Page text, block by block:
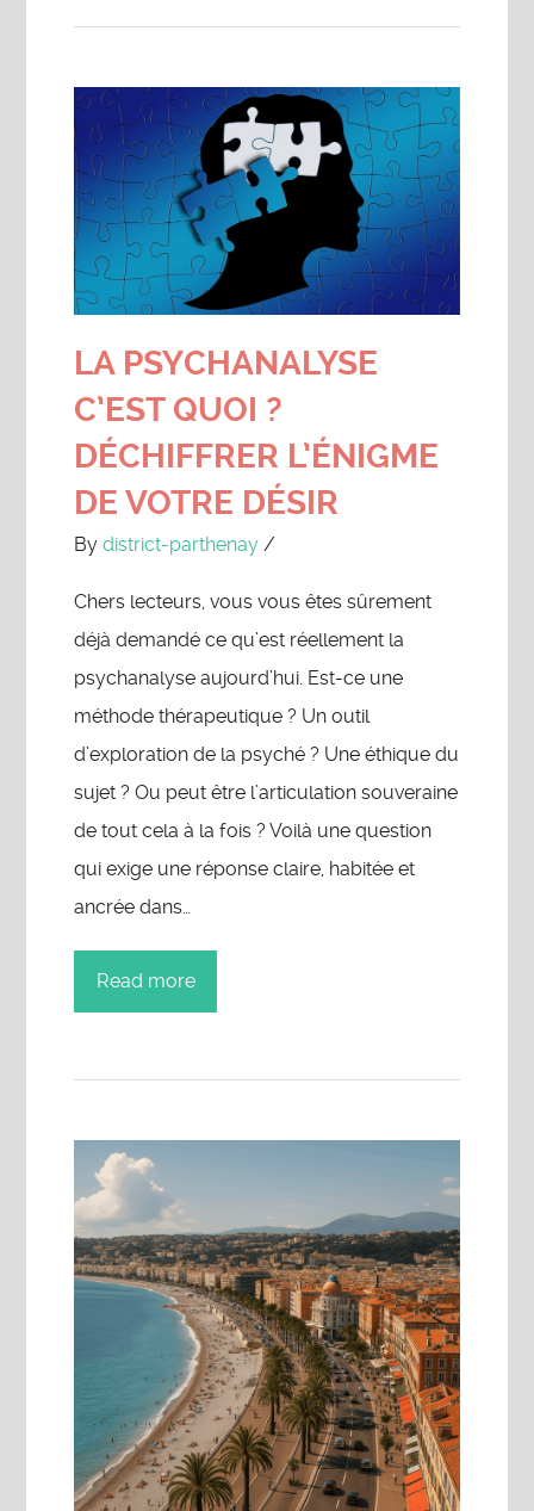
LA PSYCHANALYSE
C’EST QUOI ?
DÉCHIFFRER L’ÉNIGME
DE VOTRE DÉSIR
Bydistrict-parthenay /
Chers lecteurs, vous vous êtes sûrement
déjà demandé ce qu’est réellement la
psychanalyse aujourd’hui. Est-ce une
méthode thérapeutique ? Un outil
d’exploration de la psyché ? Une éthique du
sujet ? Ou peut être l’articulation souveraine
de tout cela à la fois ? Voilà une question
qui exige une réponse claire, habitée et
ancrée dans…
Read more